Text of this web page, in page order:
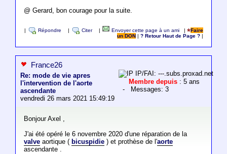
@ Gerard, bon courage pour la suite.
Répondre Citer Envoyer cette page à un ami |
Faire
un DON
|? Retour Haut de Page ?
France26
Re: mode de vie apres
l'intervention de l'aorte
ascendante
vendredi 26 mars 2021 15:49:19
IP/FAI: ---.subs.proxad.net
Membre depuis : 5 ans
- Messages: 3
Bonjour Axel ,
J'ai été opéré le 6 novembre 2020 d'une réparation de la
valveaortique ( bicuspidie) et prothèse de l'aorte
ascendante .